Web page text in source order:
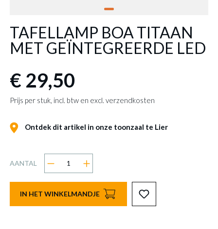
TAFELLAMP BOA TITAAN
MET GEÏNTEGREERDE LED
€ 29,50
Prijs per stuk, incl. btw en excl. verzendkosten
Ontdek dit artikel in onze toonzaal te Lier
AANTAL
IN HET WINKELMANDJE